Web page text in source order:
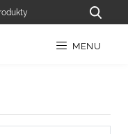
MENU